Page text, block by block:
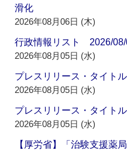
滑化
2026年08月06日 (木)
行政情報リスト 2026/
2026年08月05日 (水)
プレスリリース・タイト
2026年08月05日 (水)
プレスリリース・タイト
2026年08月05日 (水)
【厚労省】「治験支援薬